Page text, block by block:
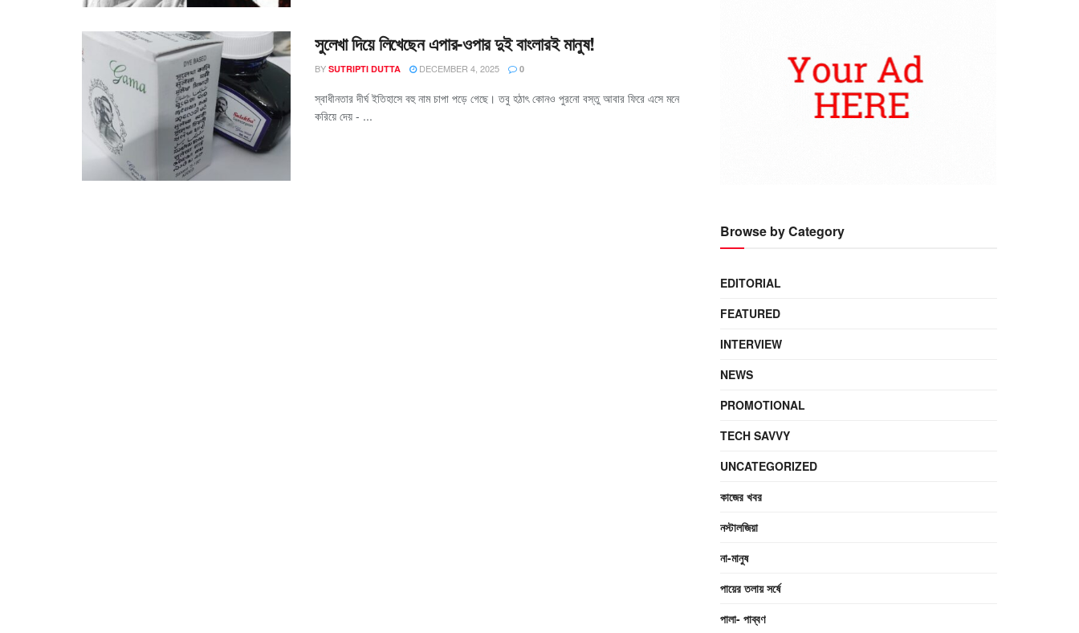
সুলেখা দিয়ে লিখেছেন এপার-ওপার দুই বাংলারই মানুষ!
BY SUTRIPTI DUTTA DECEMBER 4, 2025 0
স্বাধীনতার দীর্ঘ ইতিহাসে বহু নাম চাপা পড়ে গেছে। তবু হঠাৎ কোনও পুরনো বস্তু আবার ফিরে এসে মনে
করিয়ে দেয় - ...
Browse by Category
EDITORIAL
FEATURED
INTERVIEW
NEWS
PROMOTIONAL
TECH SAVVY
UNCATEGORIZED
কাজের খবর
নস্টালজিয়া
না-মানুষ
পায়ের তলায় সর্ষে
পালা- পাব্বণ